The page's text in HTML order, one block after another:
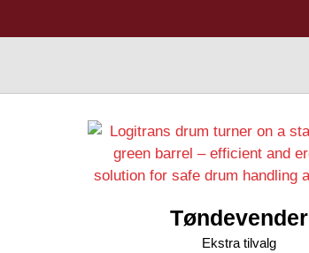
Tøndevender
Ekstra tilvalg